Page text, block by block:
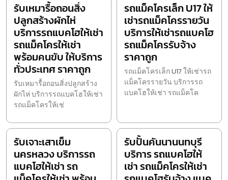
รับเหมารื้อถอนสิ่ง
ปลูกสร้างผักไห่
บริการรถแบคโฮให้เช่า
รถแม็คโครให้เช่า
พร้อมคนขับ ให้บริการ
ทั่วประเทศ ราคาถูก
รับเหมารื้อถอนสิ่งปลูกสร้าง
ผักไห่ บริการรถแบคโฮให้เช่า
รถแม็คโครให้เช่
รถแม็คโครเล็ก U17 ให้
เช่ารถแม็คโครรายวัน
บริการให้เช่ารถแบคโฮ
รถแม็คโครรับจ้าง
ราคาถูก
รถแม็คโครเล็ก U17 ให้เช่ารถ
แม็คโครรายวัน บริการรถ
แบคโฮให้เช่า รถแม็คโค
รับเจาะเสาเข็ม
นครหลวง บริการรถ
แบคโฮให้เช่า รถ
รับปั้นคันนานนทบุรี
บริการ รถแบคโฮให้
เช่า รถแม็คโครให้เช่า